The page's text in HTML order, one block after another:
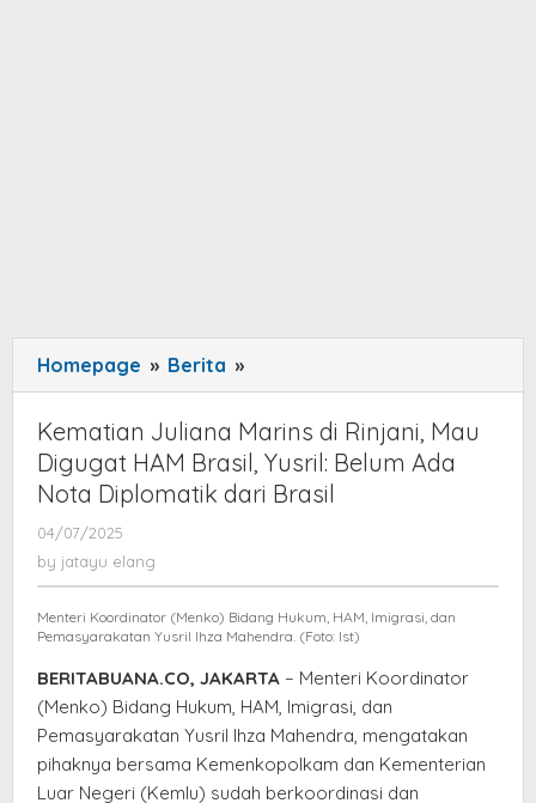
Homepage » Berita »
Juliana
Marins
di
Rinjani,
Mau
Brasil,
Yusril:
Ada
Nota
Diplomatik
dari
Brasil
Kematian Juliana Marins di Rinjani, Mau
Digugat HAM Brasil, Yusril: Belum Ada
Nota Diplomatik dari Brasil
04/07/2025
jatayu
by jatayu elang
Menteri Koordinator (Menko) Bidang Hukum, HAM, Imigrasi, dan
Pemasyarakatan Yusril Ihza Mahendra. (Foto: Ist)
BERITABUANA.CO, JAKARTA – Menteri Koordinator
(Menko) Bidang Hukum, HAM, Imigrasi, dan
Pemasyarakatan Yusril Ihza Mahendra, mengatakan
pihaknya bersama Kemenkopolkam dan Kementerian
Luar Negeri (Kemlu) sudah berkoordinasi dan